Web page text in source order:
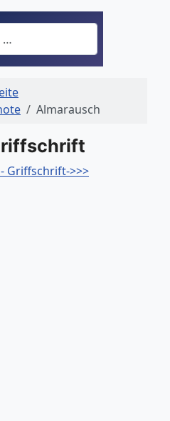
Almarausch
Griffschrift->>>